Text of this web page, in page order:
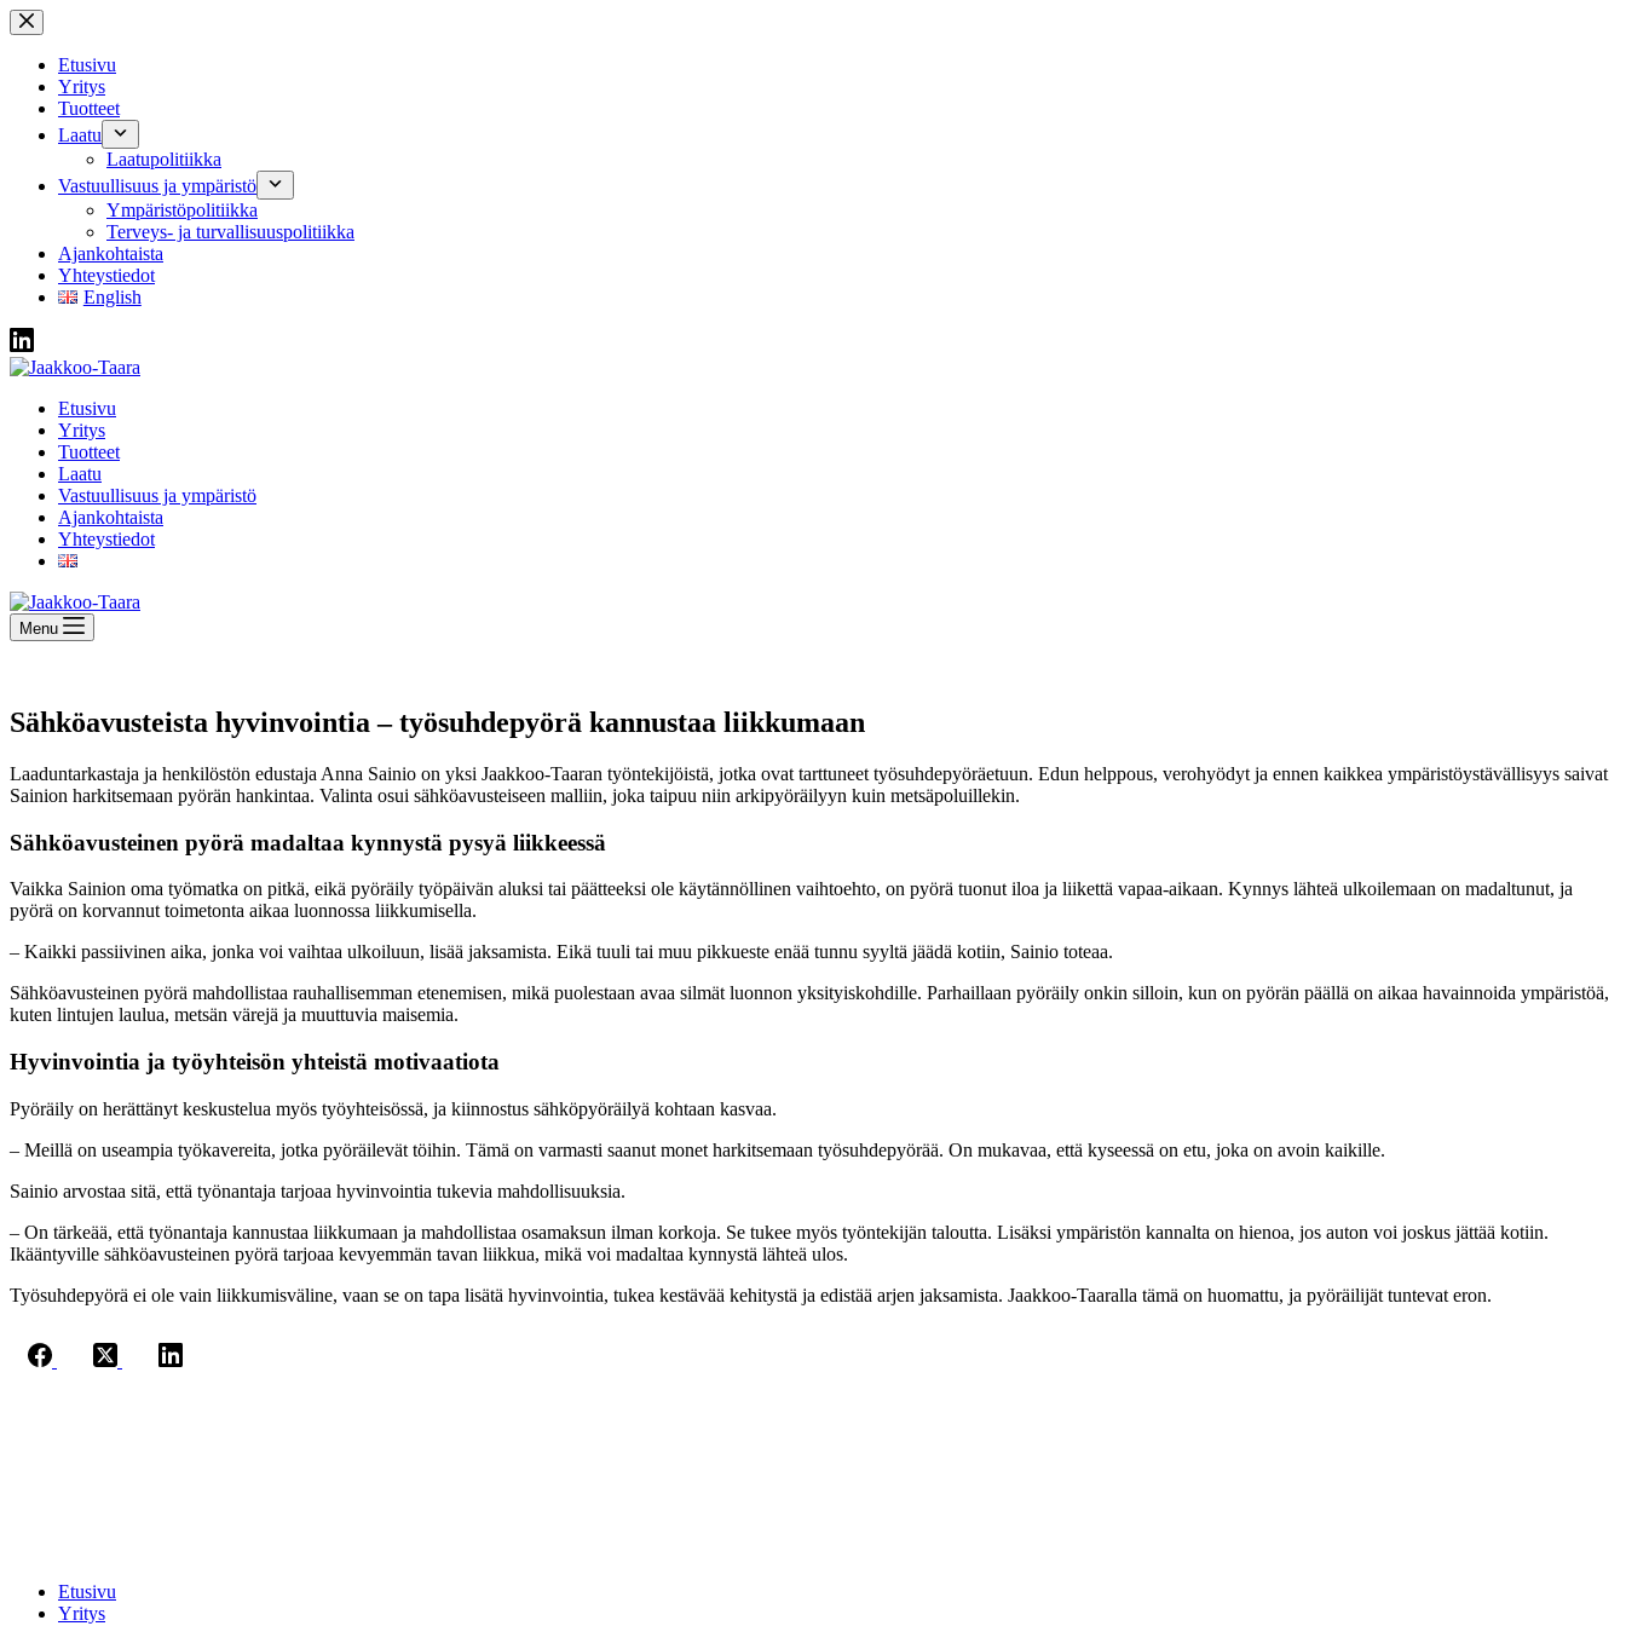
Skip
to
contentEtusivu
Yritys
Tuotteet
Laatu
Laatupolitiikka
Vastuullisuus ja ympäristö
Ympäristöpolitiikka
Terveys- ja turvallisuuspolitiikka
Ajankohtaista
Yhteystiedot
English
Etusivu
Yritys
Tuotteet
Laatu
Vastuullisuus ja ympäristö
Ajankohtaista
Yhteystiedot
Menu
Sähköavusteista hyvinvointia – työsuhdepyörä kannustaa liikkumaan
Laaduntarkastaja ja henkilöstön edustaja Anna Sainio on yksi Jaakkoo-Taaran työntekijöistä, jotka ovat tarttuneet työsuhdepyöräetuun. Edun helppous, verohyödyt ja ennen kaikkea ympäristöystävällisyys saivat
Sainion harkitsemaan pyörän hankintaa. Valinta osui sähköavusteiseen malliin, joka taipuu niin arkipyöräilyyn kuin metsäpoluillekin.
Sähköavusteinen pyörä madaltaa kynnystä pysyä liikkeessä
Vaikka Sainion oma työmatka on pitkä, eikä pyöräily työpäivän aluksi tai päätteeksi ole käytännöllinen vaihtoehto, on pyörä tuonut iloa ja liikettä vapaa-aikaan. Kynnys lähteä ulkoilemaan on madaltunut, ja
pyörä on korvannut toimetonta aikaa luonnossa liikkumisella.
– Kaikki passiivinen aika, jonka voi vaihtaa ulkoiluun, lisää jaksamista. Eikä tuuli tai muu pikkueste enää tunnu syyltä jäädä kotiin, Sainio toteaa.
Sähköavusteinen pyörä mahdollistaa rauhallisemman etenemisen, mikä puolestaan avaa silmät luonnon yksityiskohdille. Parhaillaan pyöräily onkin silloin, kun on pyörän päällä on aikaa havainnoida ympäristöä,
kuten lintujen laulua, metsän värejä ja muuttuvia maisemia.
Hyvinvointia ja työyhteisön yhteistä motivaatiota
Pyöräily on herättänyt keskustelua myös työyhteisössä, ja kiinnostus sähköpyöräilyä kohtaan kasvaa.
– Meillä on useampia työkavereita, jotka pyöräilevät töihin. Tämä on varmasti saanut monet harkitsemaan työsuhdepyörää. On mukavaa, että kyseessä on etu, joka on avoin kaikille.
Sainio arvostaa sitä, että työnantaja tarjoaa hyvinvointia tukevia mahdollisuuksia.
– On tärkeää, että työnantaja kannustaa liikkumaan ja mahdollistaa osamaksun ilman korkoja. Se tukee myös työntekijän taloutta. Lisäksi ympäristön kannalta on hienoa, jos auton voi joskus jättää kotiin.
Ikääntyville sähköavusteinen pyörä tarjoaa kevyemmän tavan liikkua, mikä voi madaltaa kynnystä lähteä ulos.
Työsuhdepyörä ei ole vain liikkumisväline, vaan se on tapa lisätä hyvinvointia, tukea kestävää kehitystä ja edistää arjen jaksamista. Jaakkoo-Taaralla tämä on huomattu, ja pyöräilijät tuntevat eron.
Etusivu
Yritys